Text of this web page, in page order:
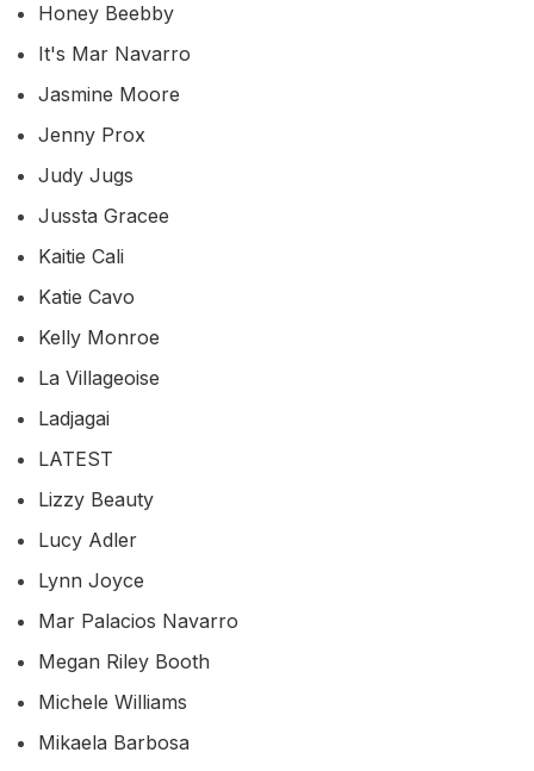
Honey Beebby
It's Mar Navarro
Jasmine Moore
Jenny Prox
Judy Jugs
Jussta Gracee
Kaitie Cali
Katie Cavo
Kelly Monroe
La Villageoise
Ladjagai
LATEST
Lizzy Beauty
Lucy Adler
Lynn Joyce
Mar Palacios Navarro
Megan Riley Booth
Michele Williams
Mikaela Barbosa